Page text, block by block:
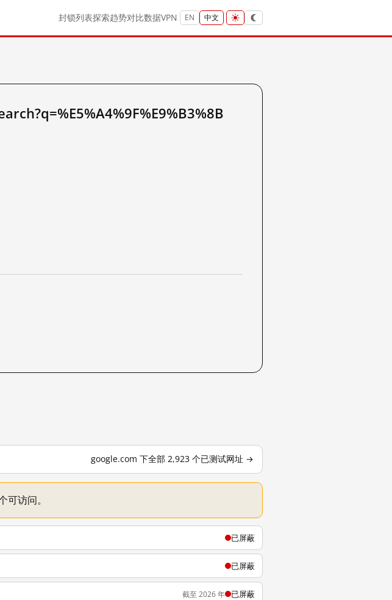
封锁列表探索趋势对比数据VPN EN 中文
google.com 下全部 2,923 个已测试网址 →
访问。
已屏蔽
已屏蔽
截至 2026 年 已屏蔽